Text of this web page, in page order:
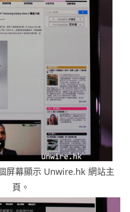
屏幕顯示 Unwire.hk 網站主
頁。